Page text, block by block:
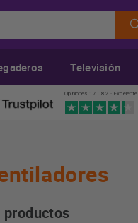
Televisión
Opiniones 17.082 · Excelente
productos